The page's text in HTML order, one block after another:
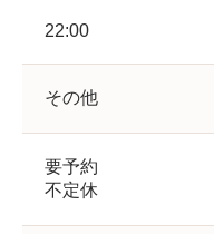
22:00
その他
要予約
不定休